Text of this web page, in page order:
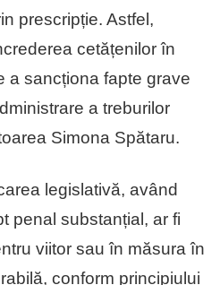
prescripție. Astfel,
cetățenilor în
a sancționa fapte grave
a treburilor
Simona Spătaru.
legislativă, având
penal substanțial, ar fi
viitor sau în măsura în
conform principiului